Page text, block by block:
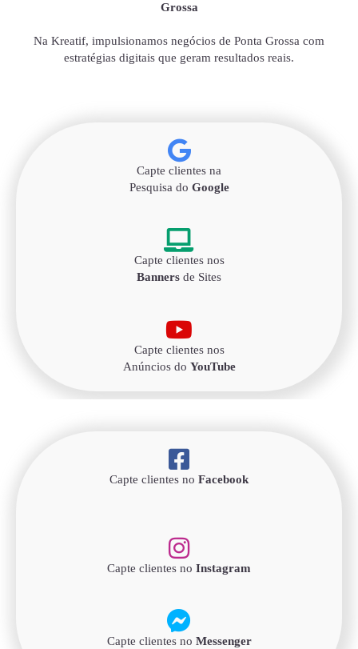
Grossa
Na Kreatif, impulsionamos negócios de Ponta Grossa com
estratégias digitais que geram resultados reais.
Capte clientes na
Pesquisa do Google
Capte clientes nos
Banners de Sites
Capte clientes nos
Anúncios do YouTube
Capte clientes no Facebook
Capte clientes no Instagram
Capte clientes no Messenger